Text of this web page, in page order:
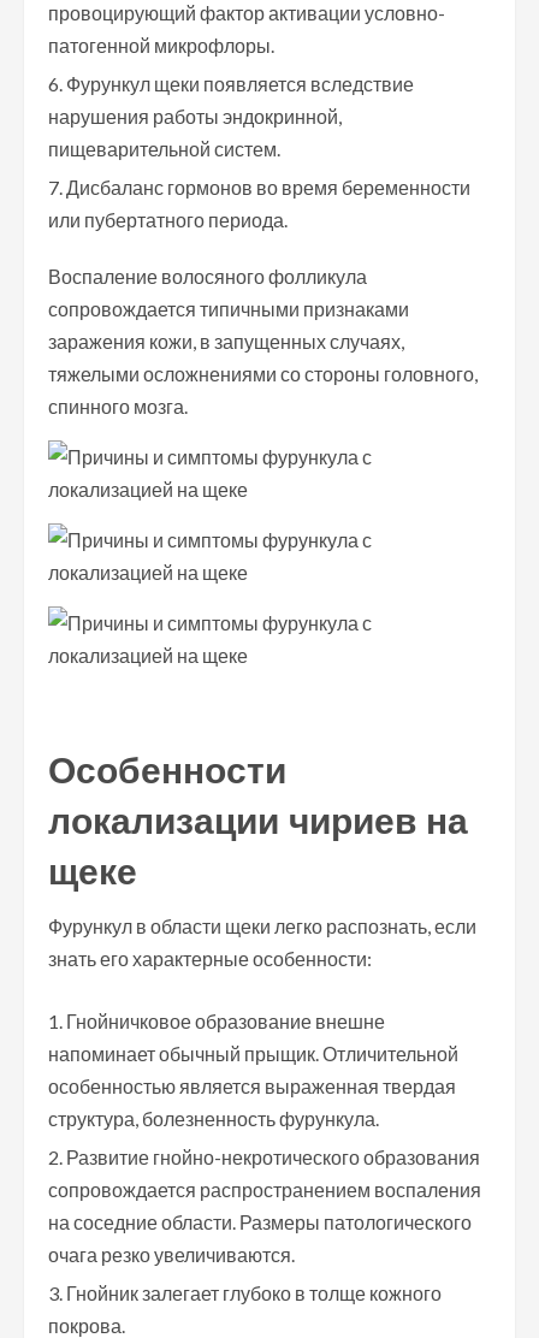
провоцирующий фактор активации условно-
патогенной микрофлоры.
Фурункул щеки появляется вследствие
нарушения работы эндокринной,
пищеварительной систем.
Дисбаланс гормонов во время беременности
или пубертатного периода.
Воспаление волосяного фолликула
сопровождается типичными признаками
заражения кожи, в запущенных случаях,
тяжелыми осложнениями со стороны головного,
спинного мозга.
Особенности
локализации чириев на
щеке
Фурункул в области щеки легко распознать, если
знать его характерные особенности:
Гнойничковое образование внешне
напоминает обычный прыщик. Отличительной
особенностью является выраженная твердая
структура, болезненность фурункула.
Развитие гнойно-некротического образования
сопровождается распространением воспаления
на соседние области. Размеры патологического
очага резко увеличиваются.
Гнойник залегает глубоко в толще кожного
покрова.